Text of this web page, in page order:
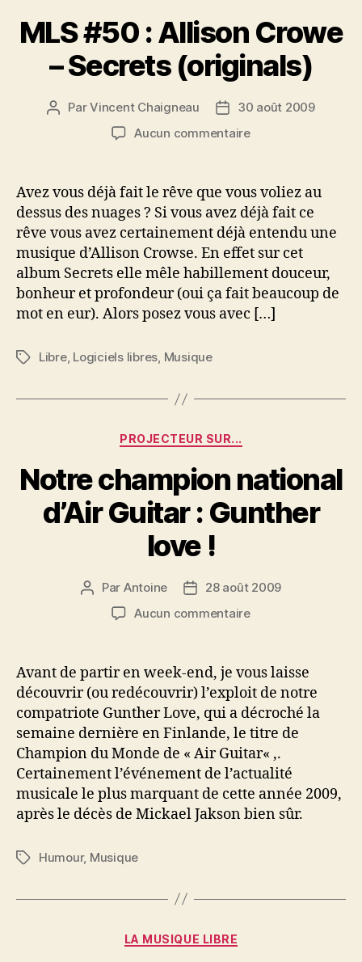
MLS #50 : Allison Crowe
– Secrets (originals)
Auteur
ParVincent Chaigneau
Date
de
30 août 2009
Aucun commentairesur
:
Allison
Crowe
–
Secrets
(originals)
Avez vous déjà fait le rêve que vous voliez au
dessus des nuages ? Si vous avez déjà fait ce
rêve vous avez certainement déjà entendu une
musique d’Allison Crowse. En effet sur cet
album Secrets elle mêle habillement douceur,
bonheur et profondeur (oui ça fait beaucoup de
mot en eur). Alors posez vous avec […]
Étiquettes
Libre, Logiciels libres, Musique
Catégories
PROJECTEUR SUR...
Notre champion national
d’Air Guitar : Gunther
love !
Auteur
l’article
Par Antoine
Date28 août 2009
Aucun commentairesur
national
d’Air
Guitar
:
Gunther
love
!
Avant de partir en week-end, je vous laisse
découvrir (ou redécouvrir) l’exploit de notre
compatriote Gunther Love, qui a décroché la
semaine dernière en Finlande, le titre de
Champion du Monde de « Air Guitar« ,.
Certainement l’événement de l’actualité
musicale le plus marquant de cette année 2009,
après le décès de Mickael Jakson bien sûr.
Étiquettes
Humour, Musique
Catégories
LA MUSIQUE LIBRE